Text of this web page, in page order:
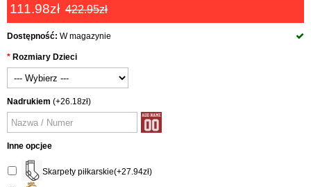
111.98zł 422.95zł
Dostępność: W magazynie
Rozmiary Dzieci
Nadrukiem (+26.18zł)
Inne opcjee
Skarpety piłkarskie(+27.94zł)